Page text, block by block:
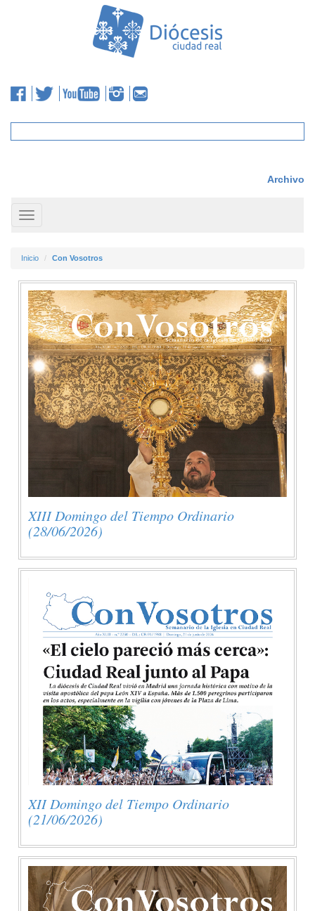
Archivo
Toggle
navigation
Inicio Con Vosotros
XIII Domingo del Tiempo Ordinario
(28/06/2026)
XII Domingo del Tiempo Ordinario
(21/06/2026)